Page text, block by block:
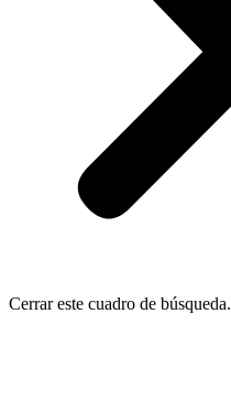
Cerrar este cuadro de búsqueda.